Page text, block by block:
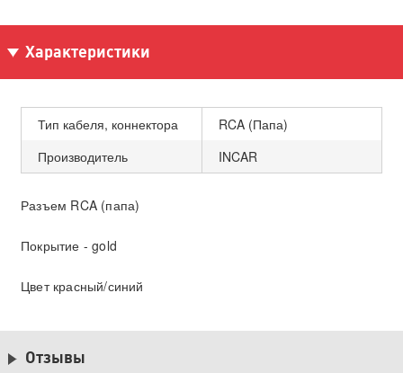
Характеристики
Тип кабеля, коннектора
RCA (Папа)
Производитель
INCAR
Разъем RCA (папа)
Покрытие - gold
Цвет красный/синий
Отзывы